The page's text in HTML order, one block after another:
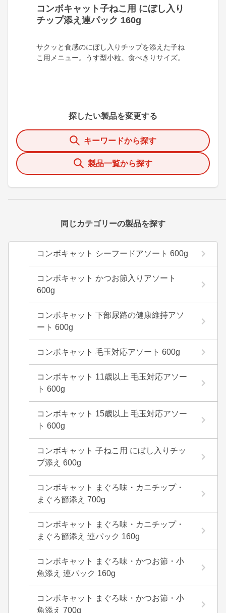
コンボキャット子ねこ用 にぼし入り
チップ添え連パック 160g
サクッと食感のにぼし入りチップを添えた子ね
こ用メニュー。うす型小粒。食べきりサイズ。
探したい製品を変更する
キーワードから探す
製品一覧から探す
同じカテゴリーの製品を探す
コンボキャット シーフードアソート 600g
コンボキャット かつお節入りアソート
600g
コンボキャット 下部尿路の健康維持アソ
ート 600g
コンボキャット 毛玉対応アソート 600g
コンボキャット 11歳以上 毛玉対応アソー
ト 600g
コンボキャット 15歳以上 毛玉対応アソー
ト 600g
コンボキャット 子ねこ用 にぼし入りチッ
プ添え 600g
コンボキャット まぐろ味・カニチップ・
まぐろ節添え 700g
コンボキャット まぐろ味・カニチップ・
まぐろ節添え 連パック 160g
コンボキャット まぐろ味・かつお節・小
魚添え 連パック 160g
コンボキャット まぐろ味・かつお節・小
魚添え 700g